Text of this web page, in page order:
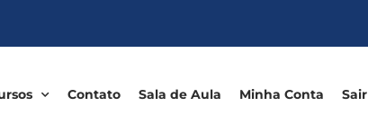
Contato Sala de Aula Minha Conta Sair